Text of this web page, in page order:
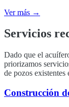
Ver más →
Servicios
Dado que el
priorizamos
de pozos existentes
Construcción